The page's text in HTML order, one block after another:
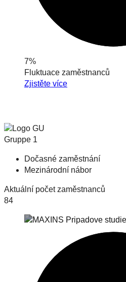
7%
Fluktuace zaměstnanců
Zjistěte více
Dočasné zaměstnání
Mezinárodní nábor
Aktuální počet zaměstnanců
84